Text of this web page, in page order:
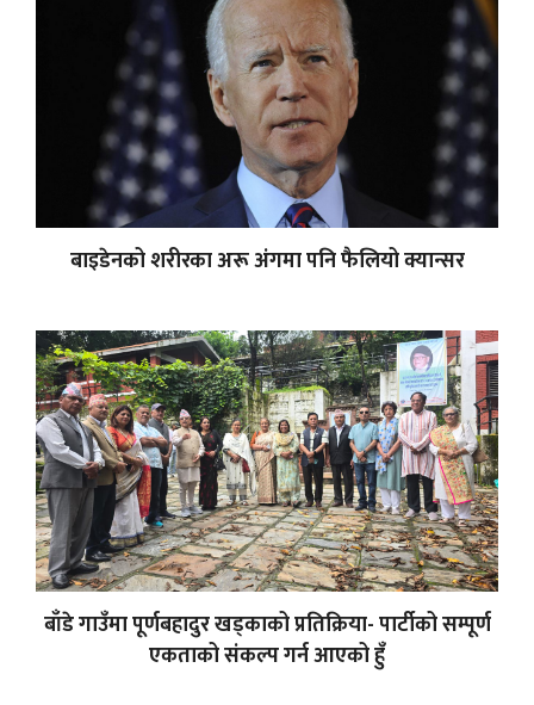
बाइडेनको शरीरका अरू अंगमा पनि फैलियो क्यान्सर
बाँडे गाउँमा पूर्णबहादुर खड्काको प्रतिक्रिया- पार्टीको सम्पूर्ण
एकताको संकल्प गर्न आएको हुँ